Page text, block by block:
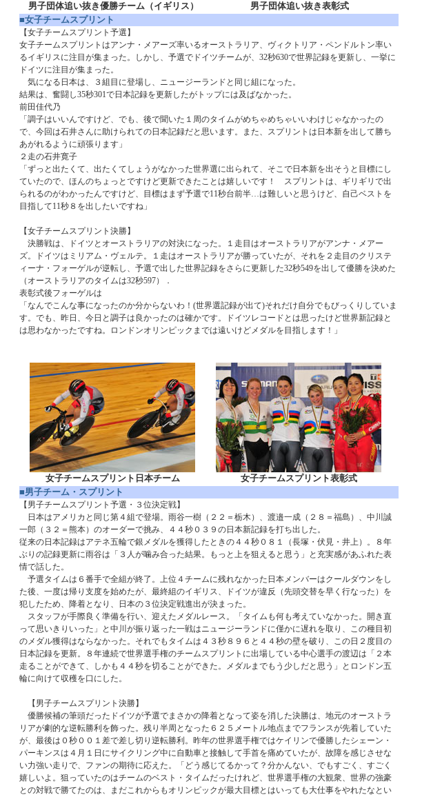
男子団体追い抜き優勝チーム（イギリス）
男子団体追い抜き表彰式
■女子チームスプリント
【女子チームスプリント予選】
女子チームスプリントはアンナ・メアーズ率いるオーストラリア、ヴィクトリア・ペンドルトン率い
るイギリスに注目が集まった。しかし、予選でドイツチームが、32秒630で世界記録を更新し、一挙に
ドイツに注目が集まった。
気になる日本は、３組目に登場し、ニュージーランドと同じ組になった。
結果は、奮闘し35秒301で日本記録を更新したがトップには及ばなかった。
前田佳代乃
「調子はいいんですけど、でも、後で聞いた１周のタイムがめちゃめちゃいいわけじゃなかったの
で、今回は石井さんに助けられての日本記録だと思います。また、スプリントは日本新を出して勝ち
あがれるように頑張ります」
２走の石井寛子
「ずっと出たくて、出たくてしょうがなかった世界選に出られて、そこで日本新を出そうと目標にし
ていたので、ほんのちょっとですけど更新できたことは嬉しいです！ スプリントは、ギリギリで出
られるのがわかったんですけど、目標はまず予選で11秒台前半…は難しいと思うけど、自己ベストを
目指して11秒８を出したいですね」
【女子チームスプリント決勝】
決勝戦は、ドイツとオーストラリアの対決になった。１走目はオーストラリアがアンナ・メアー
ズ。ドイツはミリアム・ヴェルテ。１走はオーストラリアが勝っていたが、それを２走目のクリステ
ィーナ・フォーゲルが逆転し、予選で出した世界記録をさらに更新した32秒549を出して優勝を決めた
（オーストラリアのタイムは32秒597）．
表彰式後フォーゲルは
「なんでこんな事になったのか分からないわ！(世界選記録が出て)それだけ自分でもびっくりしていま
す。でも、昨日、今日と調子は良かったのは確かです。ドイツレコードとは思ったけど世界新記録と
は思わなかったですね。ロンドンオリンピックまでは遠いけどメダルを目指します！」
女子チームスプリント日本チーム
女子チームスプリント表彰式
■男子チーム・スプリント
【男子チームスプリント予選・３位決定戦】
日本はアメリカと同じ第４組で登場。雨谷一樹（２２＝栃木）、渡邉一成（２８＝福島）、中川誠
一郎（３２＝熊本）のオーダーで挑み、４４秒０３９の日本新記録を打ち出した。
従来の日本記録はアテネ五輪で銀メダルを獲得したときの４４秒０８１（長塚・伏見・井上）。８年
ぶりの記録更新に雨谷は「３人が噛み合った結果。もっと上を狙えると思う」と充実感があふれた表
情で話した。
予選タイムは６番手で全組が終了。上位４チームに残れなかった日本メンバーはクールダウンをし
た後、一度は帰り支度を始めたが、最終組のイギリス、ドイツが違反（先頭交替を早く行なった）を
犯したため、降着となり、日本の３位決定戦進出が決まった。
スタッフが手際良く準備を行い、迎えたメダルレース。「タイムも何も考えていなかった。開き直
って思いきりいった」と中川が振り返った一戦はニュージーランドに僅かに遅れを取り、この種目初
のメダル獲得はならなかった。それでもタイムは４３秒８９６と４４秒の壁を破り、この日２度目の
日本記録を更新。８年連続で世界選手権のチームスプリントに出場している中心選手の渡辺は「２本
走ることができて、しかも４４秒を切ることができた。メダルまでもう少しだと思う」とロンドン五
輪に向けて収穫を口にした。
【男子チームスプリント決勝】
優勝候補の筆頭だったドイツが予選でまさかの降着となって姿を消した決勝は、地元のオーストラ
リアが劇的な逆転勝利を飾った。残り半周となった６２５メートル地点までフランスが先着していた
が、最後は０秒００１差で差し切り逆転勝利。昨年の世界選手権ではケイリンで優勝したシェーン・
パーキンスは４月１日にサイクリング中に自動車と接触して手首を痛めていたが、故障を感じさせな
い力強い走りで、ファンの期待に応えた。「どう感じてるかって？分かんない、でもすごく、すごく
嬉しいよ。狙っていたのはチームのベスト・タイムだったけれど、世界選手権の大観衆、世界の強豪
との対戦で勝てたのは、まだこれからもオリンピックが最大目標とはいっても大仕事をやれたなとい